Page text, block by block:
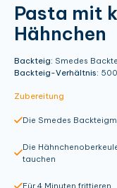
Pasta mit
Hähnchen
Backteig: Smedes
Backteig-Verhältnis:
Zubereitung
Die Smedes
Die
tauchen
Für 4 Minuten frittieren